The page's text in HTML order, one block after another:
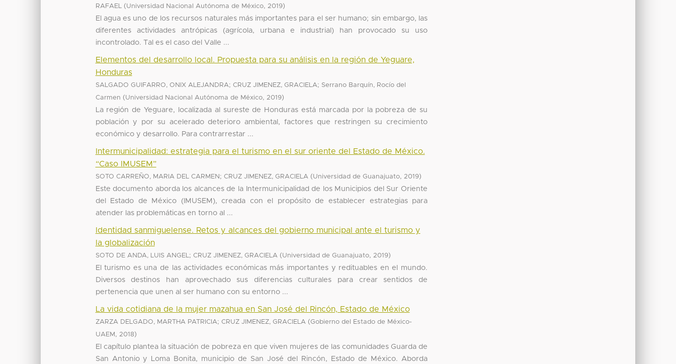
RAFAEL (Universidad Nacional Autónoma de México, 2019)
El agua es uno de los recursos naturales más importantes para el ser humano; sin embargo, las
diferentes actividades antrópicas (agrícola, urbana e industrial) han provocado su uso
incontrolado. Tal es el caso del Valle ...
Elementos del desarrollo local. Propuesta para su análisis en la región de Yeguare,
Honduras
SALGADO GUIFARRO, ONIX ALEJANDRA; CRUZ JIMENEZ, GRACIELA; Serrano Barquín, Rocío del
Carmen (Universidad Nacional Autónoma de México, 2019)
La región de Yeguare, localizada al sureste de Honduras está marcada por la pobreza de su
población y por su acelerado deterioro ambiental, factores que restringen su crecimiento
económico y desarrollo. Para contrarrestar ...
Intermunicipalidad: estrategia para el turismo en el sur oriente del Estado de México.
“Caso IMUSEM”
SOTO CARREÑO, MARIA DEL CARMEN ; CRUZ JIMENEZ, GRACIELA (Universidad de Guanajuato, 2019)
Este documento aborda los alcances de la Intermunicipalidad de los Municipios del Sur Oriente
del Estado de México (IMUSEM), creada con el propósito de establecer estrategias para
atender las problemáticas en torno al ...
Identidad sanmiguelense. Retos y alcances del gobierno municipal ante el turismo y
la globalización
SOTO DE ANDA, LUIS ANGEL; CRUZ JIMENEZ, GRACIELA (Universidad de Guanajuato, 2019)
El turismo es una de las actividades económicas más importantes y redituables en el mundo.
Diversos destinos han aprovechado sus diferencias culturales para crear sentidos de
pertenencia que unen al ser humano con su entorno ...
La vida cotidiana de la mujer mazahua en San José del Rincón, Estado de México
ZARZA DELGADO, MARTHA PATRICIA; CRUZ JIMENEZ, GRACIELA (Gobierno del Estado de México-
UAEM , 2018)
El capítulo plantea la situación de pobreza en que viven mujeres de las comunidades Guarda de
San Antonio y Loma Bonita, municipio de San José del Rincón, Estado de México. Aborda